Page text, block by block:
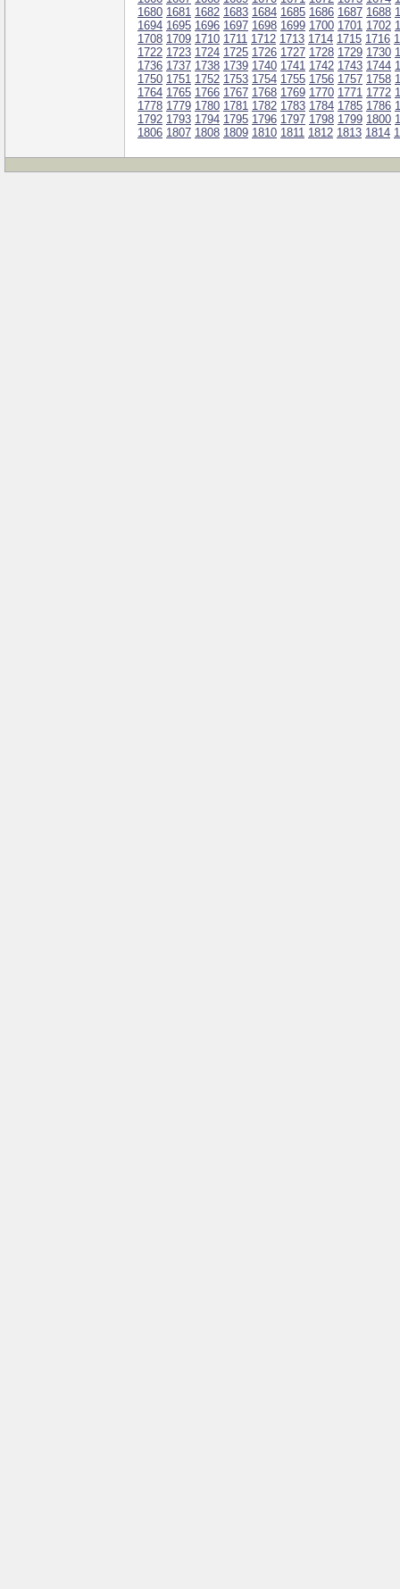
1680 1681 1682 1683 1684 1685 1686 1687 1688
1694 1695 1696 1697 1698 1699 1700 1701 1702
1708 1709 1710 1711 1712 1713 1714 1715 1716
1722 1723 1724 1725 1726 1727 1728 1729 1730
1736 1737 1738 1739 1740 1741 1742 1743 1744
1750 1751 1752 1753 1754 1755 1756 1757 1758
1764 1765 1766 1767 1768 1769 1770 1771 1772
1778 1779 1780 1781 1782 1783 1784 1785 1786
1792 1793 1794 1795 1796 1797 1798 1799 1800
1806 1807 1808 1809 1810 1811 1812 1813 1814